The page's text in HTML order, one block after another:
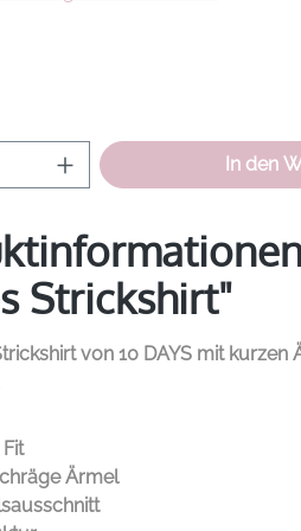
Anzahl: Gib den In den
Strickshirt"
von 10 DAYS mit kurzen
Ärmel